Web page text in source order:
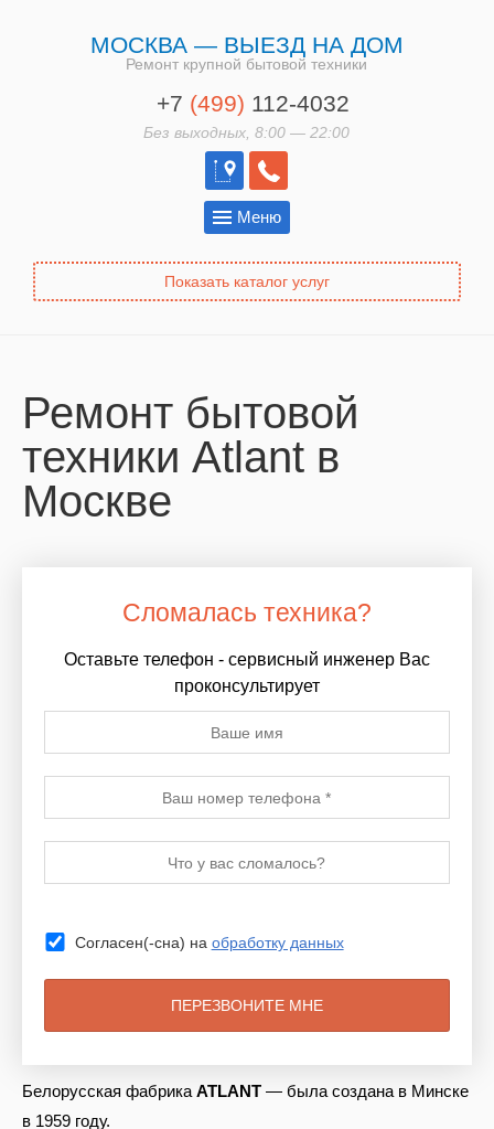
Меню
МОСКВА — ВЫЕЗД НА ДОМ
Ремонт крупной бытовой техники
+7 (499) 112-4032
Без выходных, 8:00 — 22:00
Показать каталог услуг
Ремонт бытовой
техники Atlant в
Москве
Белорусская фабрика ATLANT — была создана в Минске
в 1959 году.
Сломалась техника?
Оставьте телефон - сервисный инженер Вас
проконсультирует
Согласен(-сна) на обработку данных